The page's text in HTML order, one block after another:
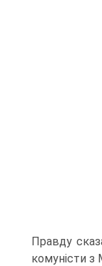
Правду
ко­муністи